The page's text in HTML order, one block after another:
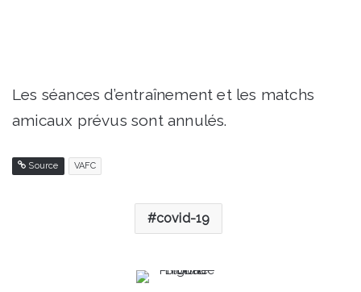
Les séances d’entraînement et les matchs
amicaux prévus sont annulés.
Source VAFC
covid-19